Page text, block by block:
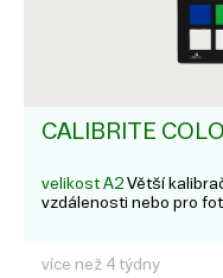
CALIBRITE
velikost A2 Větší
vzdálenosti nebo pro
více než 4 týdny